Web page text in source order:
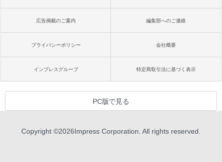
広告掲載のご案内 編集部へのご連絡
プライバシーポリシー 会社概要
インプレスグループ 特定商取引法に基づく表示
PC版で見る
Copyright ©2026Impress Corporation. All rights reserved.